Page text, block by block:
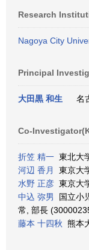
Research
Nagoya City
Principal
大田黒 和生 名
Co-
折笠 精一 東北大
河辺 香月
東京大
水野 正彦 東京大
中込 弥男
国立小
常, 部長
藤本 十四秋 熊本